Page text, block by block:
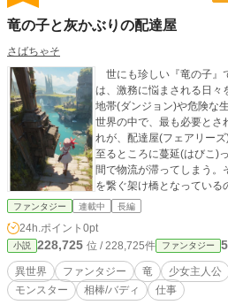
竜の子と灰かぶりの配達屋
さばちゃそ
世にも珍しい『竜の子』
は、激務に悩まされる日
地帯(ダンジョン)や危険な
世界の中で、最も必要とさ
れが、配達屋(フェアリーズ)である。 危険
至るところに蔓延(はびこ)
間で物流が滞ってしまう。
を繋ぐ架け橋となっている
指定された時間を厳守し
(ほんろう)されていた。
とある日、ようやく見習
屋として世界を飛び回るこ
この危険で広大な世界で色
し、相棒のボロと共に一歩
ファンタジー 連載中 長編
24h.ポイント 0pt
小説 228,725 位 / 228,725件 ファンタジー
異世界 ファンタジー 竜 少女主人公
モンスター
相棒/バディ 仕事